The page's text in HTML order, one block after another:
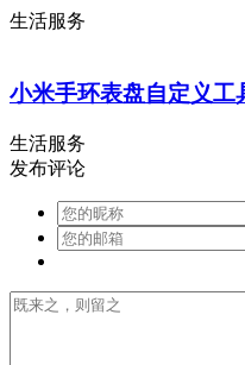
生活服务
小米手环表盘自定义工
生活服务
发布评论